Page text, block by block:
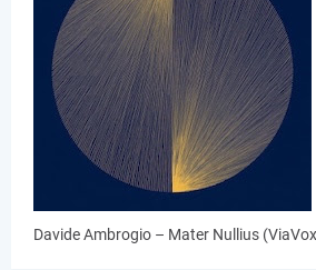
Davide Ambrogio – Mater Nullius